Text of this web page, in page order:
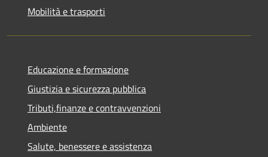
Mobilità e trasporti
Educazione e formazione
Giustizia e sicurezza pubblica
Tributi,finanze e contravvenzioni
Ambiente
Salute, benessere e assistenza